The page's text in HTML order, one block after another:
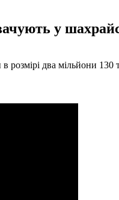
у
розмірі два мільйони